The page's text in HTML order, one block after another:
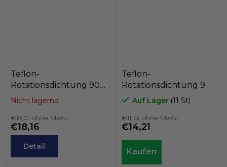
Teflon-
Rotationsdichtung 90
x 101 x 4,2
PTFE+Bronze/NBR,
Kastas K702-090
Nicht lagernd
€15,01 ohne MwSt.
€18,16
Detail
Teflon-
Rotationsdichtung 9 x
5,6 x 2,4
PTFE+C/Edelstahlfeder,
Kastas K751-SPEC
Auf Lager (11 St)
€11,74 ohne MwSt.
€14,21